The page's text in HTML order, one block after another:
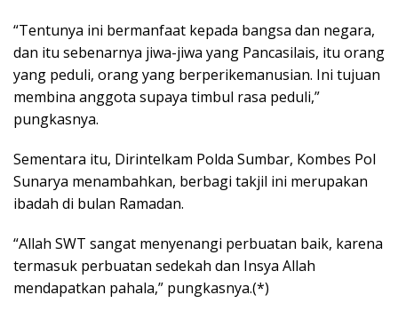
“Tentunya ini bermanfaat kepada bangsa dan negara,
dan itu sebenarnya jiwa-jiwa yang Pancasilais, itu orang
yang peduli, orang yang berperikemanusian. Ini tujuan
membina anggota supaya timbul rasa peduli,”
pungkasnya.
Sementara itu, Dirintelkam Polda Sumbar, Kombes Pol
Sunarya menambahkan, berbagi takjil ini merupakan
ibadah di bulan Ramadan.
“Allah SWT sangat menyenangi perbuatan baik, karena
termasuk perbuatan sedekah dan Insya Allah
mendapatkan pahala,” pungkasnya.(*)